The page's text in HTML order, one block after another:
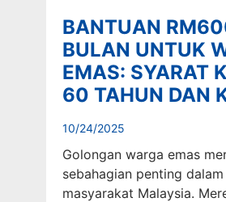
BANTUAN
BULAN UNTUK
EMAS: SYARAT
60 TAHUN DAN
10/24/2025
Golongan warga emas
sebahagian penting
masyarakat Malaysia.